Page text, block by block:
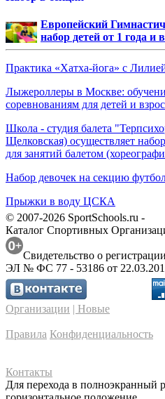
Европейский
набор детей от 1 года и
Практика «Хатха-йога» с
Лыжероллеры в Москве:
соревнованиям для детей и
Школа - студия балета
Щелковская) осуществляет
для занятий балетом
Набор девочек на секцию
Прыжки в воду ЦСКА
© 2007-2026 SportSchools.ru -
Каталог Спортивных
Свидетельство о
ЭЛ № ФС 77 - 53186 от
Организации | Новые
Правила Конфиденциальность
Контакты
Для перехода в полноэкранный